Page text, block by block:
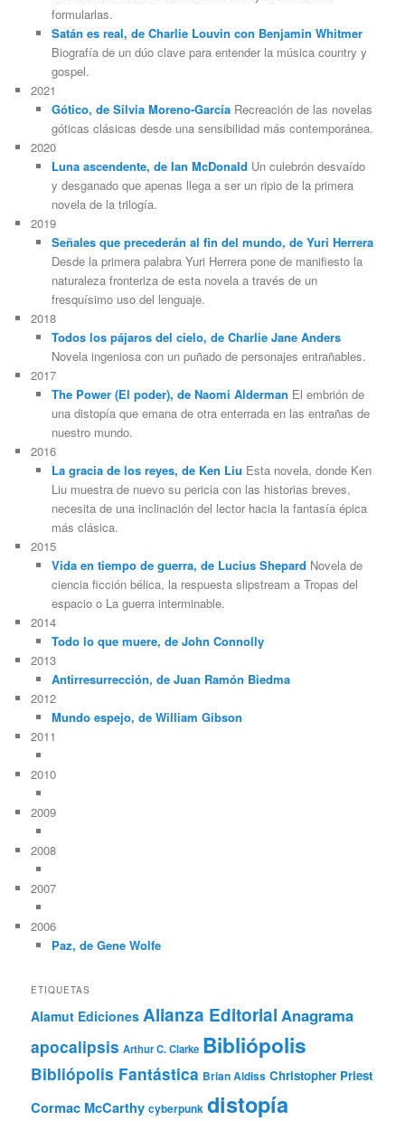
formularlas.
Satán es real, de Charlie Louvin con Benjamin Whitmer
Biografía de un dúo clave para entender la música country y
gospel.
2021
Gótico, de Silvia Moreno-GarcíaRecreación de las novelas
góticas clásicas desde una sensibilidad más contemporánea.
2020
Luna ascendente, de Ian McDonald Un culebrón desvaído
y desganado que apenas llega a ser un ripio de la primera
novela de la trilogía.
2019
Señales que precederán al fin del mundo, de Yuri Herrera
Desde la primera palabra Yuri Herrera pone de manifiesto la
naturaleza fronteriza de esta novela a través de un
fresquísimo uso del lenguaje.
2018
Todos los pájaros del cielo, de Charlie Jane Anders
Novela ingeniosa con un puñado de personajes entrañables.
2017
The Power (El poder), de Naomi Alderman El embrión de
una distopía que emana de otra enterrada en las entrañas de
nuestro mundo.
2016
La gracia de los reyes, de Ken Liu Esta novela, donde Ken
Liu muestra de nuevo su pericia con las historias breves,
necesita de una inclinación del lector hacia la fantasía épica
más clásica.
2015
Vida en tiempo de guerra, de Lucius Shepard Novela de
ciencia ficción bélica, la respuesta slipstream a Tropas del
espacio o La guerra interminable.
2014
Todo lo que muere, de John Connolly
2013
Antirresurrección, de Juan Ramón Biedma
2012
Mundo espejo, de William Gibson
2011
2010
2009
2008
2007
2006
Paz, de Gene Wolfe
ETIQUETAS
Alamut Ediciones Alianza Editorial Anagrama
apocalipsis Arthur C. Clarke Bibliópolis
Bibliópolis Fantástica Brian Aldiss Christopher Priest
Cormac McCarthy cyberpunk distopía